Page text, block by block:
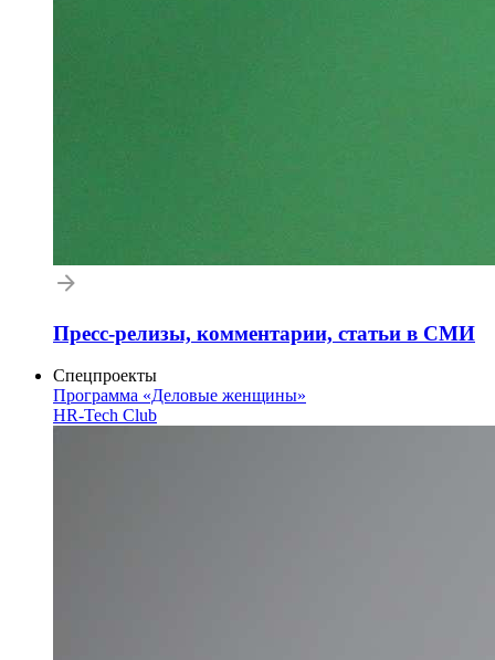
Пресс-релизы, комментарии, статьи в СМИ
Спецпроекты
Программа «Деловые женщины»
HR-Tech Club